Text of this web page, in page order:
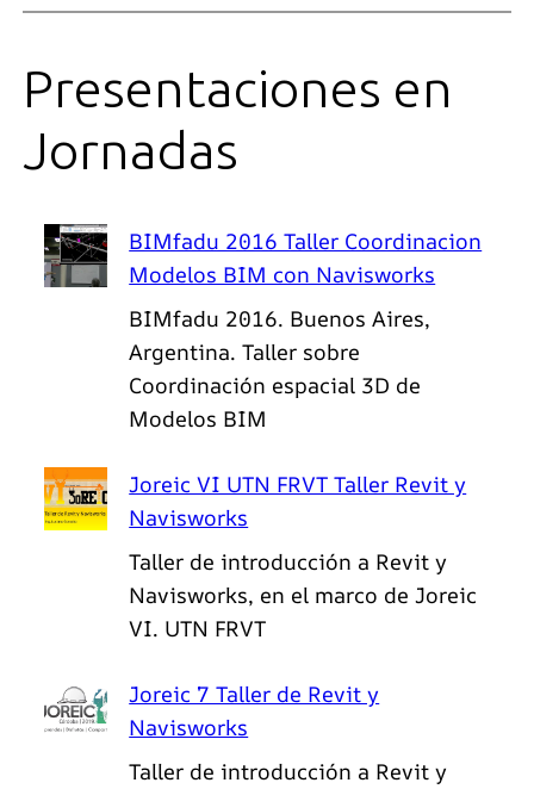
Presentaciones en
Jornadas
BIMfadu 2016 Taller Coordinacion
Modelos BIM con Navisworks
BIMfadu 2016. Buenos Aires,
Argentina. Taller sobre
Coordinación espacial 3D de
Modelos BIM
Joreic VI UTN FRVT Taller Revit y
Navisworks
Taller de introducción a Revit y
Navisworks, en el marco de Joreic
VI. UTN FRVT
Joreic 7 Taller de Revit y
Navisworks
Taller de introducción a Revit y